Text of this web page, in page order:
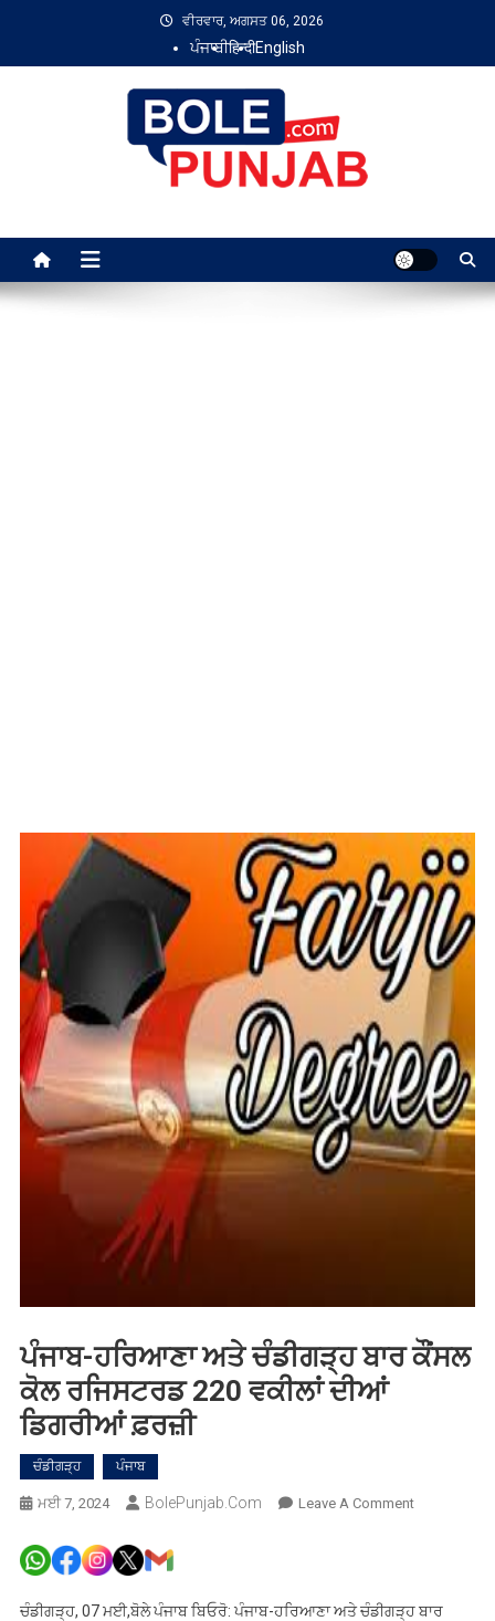
content
ਵੀਰਵਾਰ, ਅਗਸਤ 06, 2026
ਪੰਜਾਬੀहिन्दीEnglish
ਪੰਜਾਬ-ਹਰਿਆਣਾ ਅਤੇ ਚੰਡੀਗੜ੍ਹ ਬਾਰ ਕੌਂਸਲ
ਕੋਲ ਰਜਿਸਟਰਡ 220 ਵਕੀਲਾਂ ਦੀਆਂ
ਡਿਗਰੀਆਂ ਫ਼ਰਜ਼ੀ
ਚੰਡੀਗੜ੍ਹ ਪੰਜਾਬ
ਮਈ 7, 2024 BolePunjab.com Leave A CommentOn
ਚੰਡੀਗੜ੍ਹ
ਚੰਡੀਗੜ੍ਹ, 07 ਮਈ,ਬੋਲੇ ਪੰਜਾਬ ਬਿਓਰੋ: ਪੰਜਾਬ-ਹਰਿਆਣਾ ਅਤੇ ਚੰਡੀਗੜ੍ਹ ਬਾਰ